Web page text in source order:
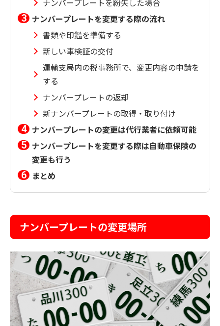
ナンバープレートを紛失した場合
ナンバープレートを変更する際の流れ
書類や印鑑を準備する
新しい車検証の交付
運輸支局内の税事務所で、変更内容の申請を
する
ナンバープレートの返却
新ナンバープレートの取得・取り付け
ナンバープレートの変更は代行業者に依頼可能
ナンバープレートを変更する際は自動車保険の
変更も行う
まとめ
ナンバープレートの変更場所